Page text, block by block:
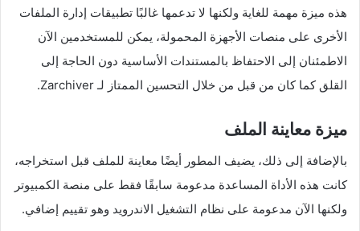
هذه ميزة مهمة للغاية ولكنها لا تدعمها غالبًا تطبيقات إدارة الملفات
الأخرى على منصات الأجهزة المحمولة، يمكن للمستخدمين الآن
الاطمئنان إلى الاحتفاظ بالمستندات الأساسية دون الحاجة إلى
القلق كما كان من قبل من خلال التحسين الممتاز لـ Zarchiver.
ميزة معاينة الملف
بالإضافة إلى ذلك، يضيف المطور أيضًا معاينة للملف قبل استخراجه،
كانت هذه الأداة المساعدة مدعومة سابقًا فقط على منصة الكمبيوتر
ولكنها الآن مدعومة على نظام التشغيل الاندرويد وهو تقييم إضافي.